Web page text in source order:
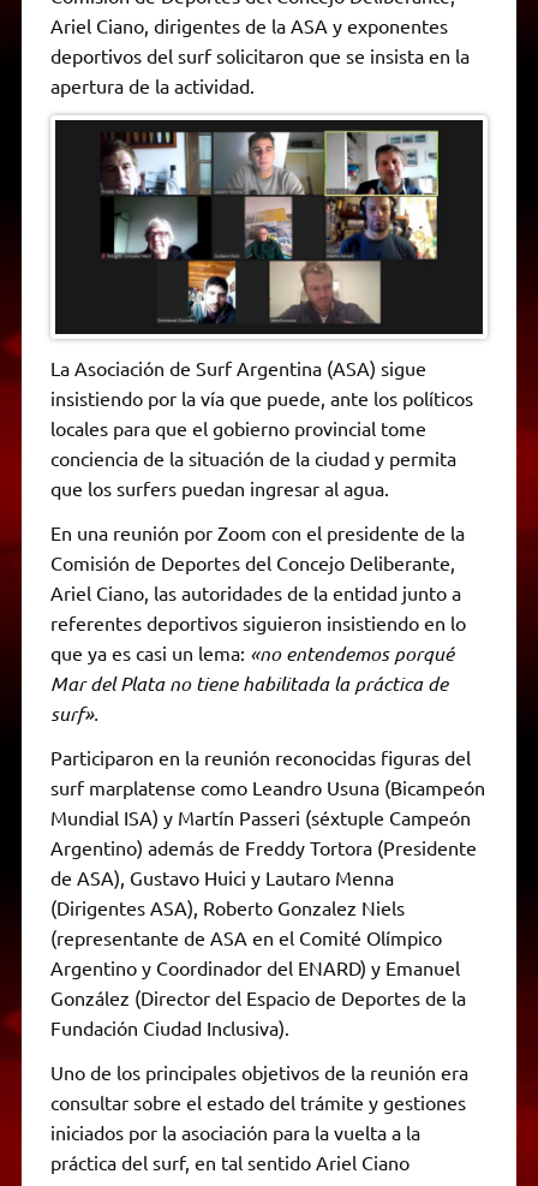
A
p
p
r
a
m
r
o
o
k
g
e
n
k
r
i
d
l
y
Ariel Ciano, dirigentes de la ASA y exponentes
deportivos del surf solicitaron que se insista en la
apertura de la actividad.
La Asociación de Surf Argentina (ASA) sigue
insistiendo por la vía que puede, ante los políticos
locales para que el gobierno provincial tome
conciencia de la situación de la ciudad y permita
que los surfers puedan ingresar al agua.
En una reunión por Zoom con el presidente de la
Comisión de Deportes del Concejo Deliberante,
Ariel Ciano, las autoridades de la entidad junto a
referentes deportivos siguieron insistiendo en lo
que ya es casi un lema: «no entendemos porqué
Mar del Plata no tiene habilitada la práctica de
surf».
Participaron en la reunión reconocidas figuras del
surf marplatense como Leandro Usuna (Bicampeón
Mundial ISA) y Martín Passeri (séxtuple Campeón
Argentino) además de Freddy Tortora (Presidente
de ASA), Gustavo Huici y Lautaro Menna
(Dirigentes ASA), Roberto Gonzalez Niels
(representante de ASA en el Comité Olímpico
Argentino y Coordinador del ENARD) y Emanuel
González (Director del Espacio de Deportes de la
Fundación Ciudad Inclusiva).
Uno de los principales objetivos de la reunión era
consultar sobre el estado del trámite y gestiones
iniciados por la asociación para la vuelta a la
práctica del surf, en tal sentido Ariel Ciano